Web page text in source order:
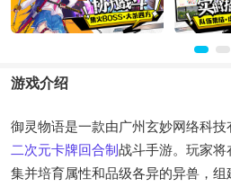
游戏介绍
御灵物语是一款由广州玄妙网络科
二次元卡牌回合制 战斗手游。玩家将
集并培育属性和品级各异的异兽，